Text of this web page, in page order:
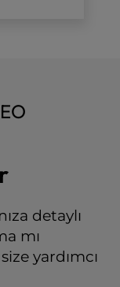
detaylı
mı
yardımcı